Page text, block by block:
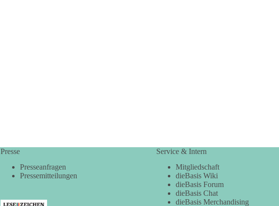
Presse
Presseanfragen
Pressemitteilungen
Service & Intern
Mitgliedschaft
dieBasis Wiki
dieBasis Forum
dieBasis Chat
dieBasis Merchandising